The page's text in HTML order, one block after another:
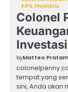
TIPS FINANSIAL
Colonel
byMatteo
tempat yang
sini, Anda akan